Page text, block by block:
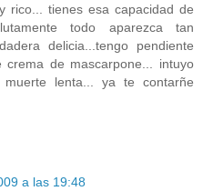
rico... tienes esa capacidad de
todo aparezca tan
delicia...tengo pendiente
de mascarpone... intuyo
lenta... ya te contarñe
a las 19:48